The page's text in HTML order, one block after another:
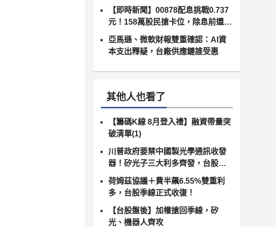
月10日正式上路）
【即時新聞】00878配息挑戰0.737
元！158萬股民搶卡位，除息前還能
追嗎？
亞馬遜、微軟財報雙重確認：AI資
本支出釋疑，台廠供應鏈誰受惠
其他人也看了
【籌碼K線 8月登入禮】融資帶量突
破清單(1)
川普政府要禁中國製光學通訊收發
器！矽光子三大利多齊發，台股供
應鏈同步噴出
荷姆茲協議＋費半飆6.55%雙重利
多，台股季線正式收復！
【台股盤後】加權搶回季線，矽
光、機器人齊攻